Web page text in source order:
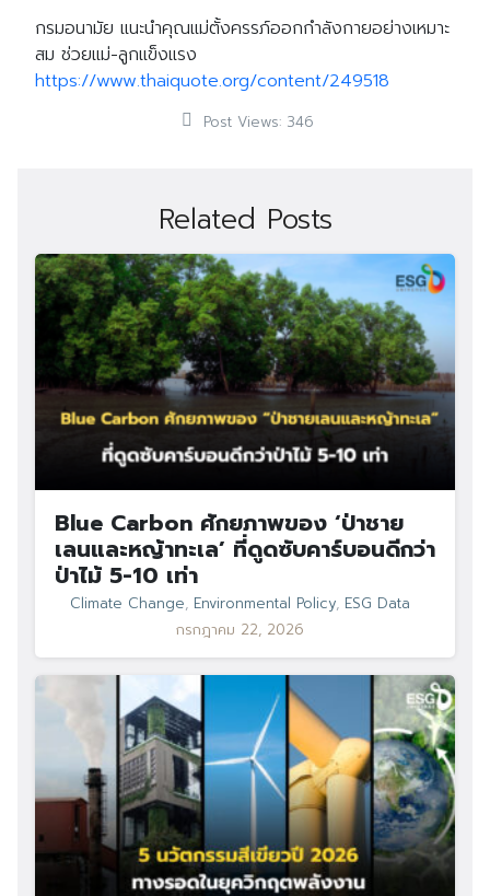
Search
for: Search
กรมอนามัย แนะนำคุณแม่ตั้งครรภ์ออกกำลังกายอย่างเหมาะ
สม ช่วยแม่-ลูกแข็งแรง
https://www.thaiquote.org/content/249518
Post Views: 346
Related Posts
Blue Carbon ศักยภาพของ ‘ป่าชาย
เลนและหญ้าทะเล’ ที่ดูดซับคาร์บอนดีกว่า
ป่าไม้ 5-10 เท่า
Climate Change, Environmental Policy, ESG Data
กรกฎาคม 22, 2026